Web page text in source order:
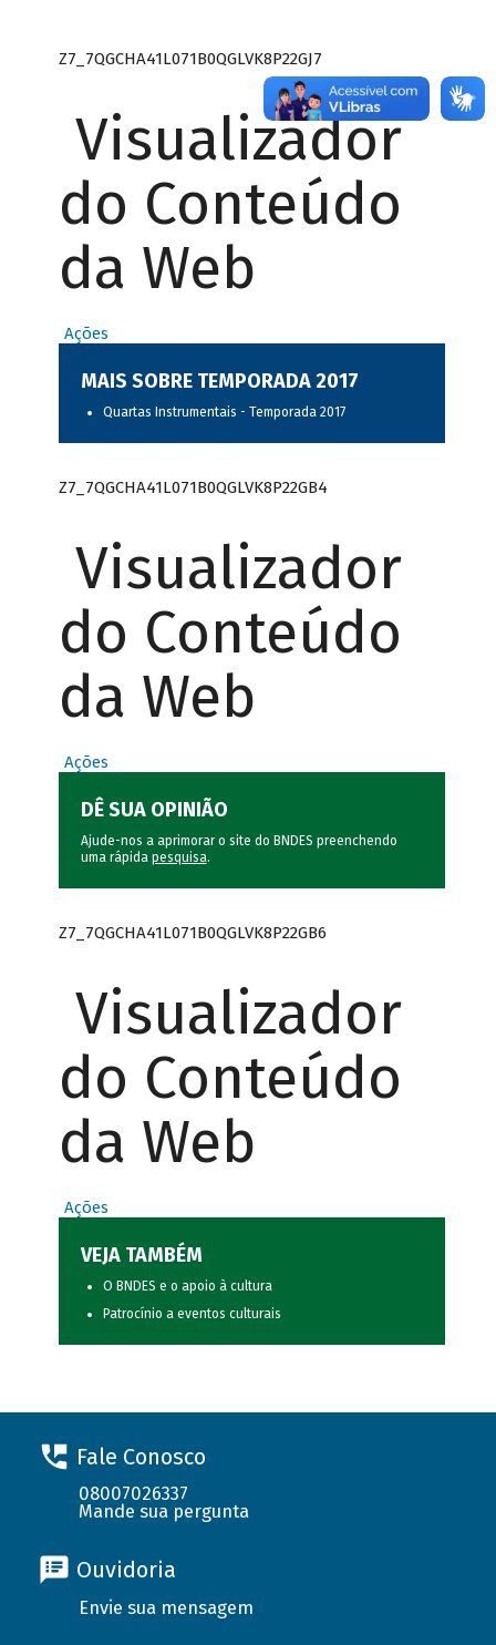
Z7_7QGCHA41L071B0QGLVK8P22GJ7
Visualizador
do Conteúdo
da Web
Ações
MAIS SOBRE TEMPORADA 2017
Quartas Instrumentais - Temporada 2017
Z7_7QGCHA41L071B0QGLVK8P22GB4
Visualizador
do Conteúdo
da Web
Ações
DÊ SUA OPINIÃO
Ajude-nos a aprimorar o site do BNDES preenchendo
uma rápida pesquisa.
Z7_7QGCHA41L071B0QGLVK8P22GB6
Visualizador
do Conteúdo
da Web
Ações
VEJA TAMBÉM
O BNDES e o apoio à cultura
Patrocínio a eventos culturais
Fale Conosco
08007026337
Mande sua pergunta
Ouvidoria
Envie sua mensagem